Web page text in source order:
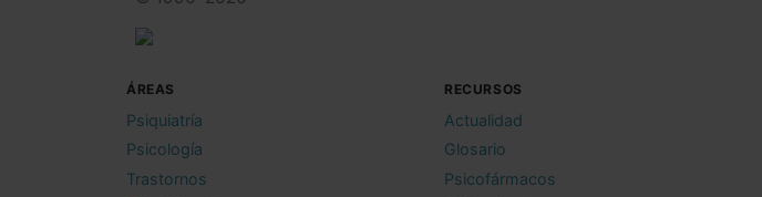
ÁREAS
Psiquiatría
Psicología
Trastornos
RECURSOS
Actualidad
Glosario
Psicofármacos